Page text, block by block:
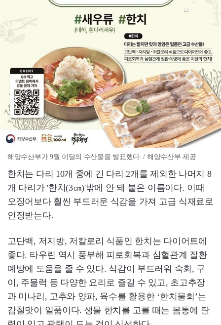
해양수산부가 9월 이달의 수산물을 발표했다. / 해양수산부 제공
한치는 다리 10개 중에 긴 다리 2개를 제외한 나머지 8
개 다리가 '한치(3㎝)'밖에 안 돼 붙은 이름이다. 이때
오징어보다 훨씬 부드러운 식감을 가져 고급 식재료로
인정받는다.
고단백, 저지방, 저칼로리 식품인 한치는 다이어트에
좋다. 타우린 역시 풍부해 피로회복과 심혈관계 질환
예방에 도움을 줄 수 있다. 식감이 부드러워 숙회, 구
이, 주물럭 등 다양한 요리로 즐길 수 있고, 초고추장
과 미나리, 고추와 양파, 육수를 활용한 ‘한치물회’는
감칠맛이 일품이다. 생물 한치를 고를 때는 몸통에 탄